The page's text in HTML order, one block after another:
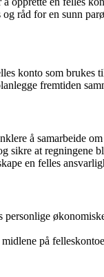
råd for en sunn
konto som
fremtiden
å samarbeide
sikre at regningene
en felles
personlige
på